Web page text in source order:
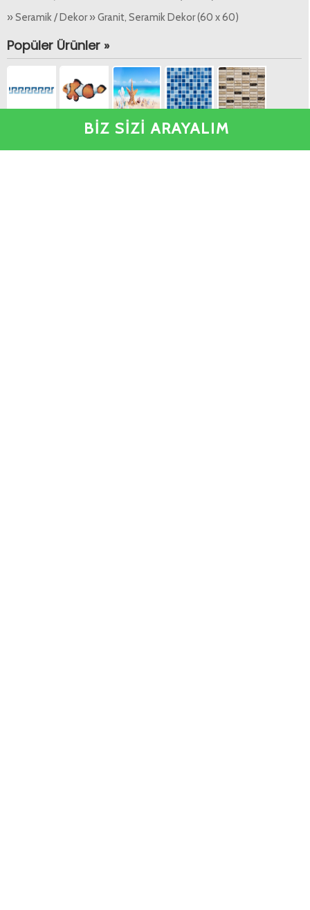
BİZ SİZİ ARAYALIM
» Seramik / Dekor » Granit, Seramik Dekor (60 x 60)
Popüler Ürünler »